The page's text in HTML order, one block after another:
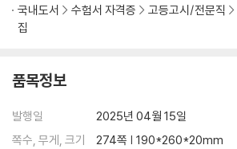
국내도서 수험서 자격증 고등고시/전문직
집
품목정보
발행일
2025년 04월 15일
쪽수, 무게, 크기
274쪽 | 190*260*20mm